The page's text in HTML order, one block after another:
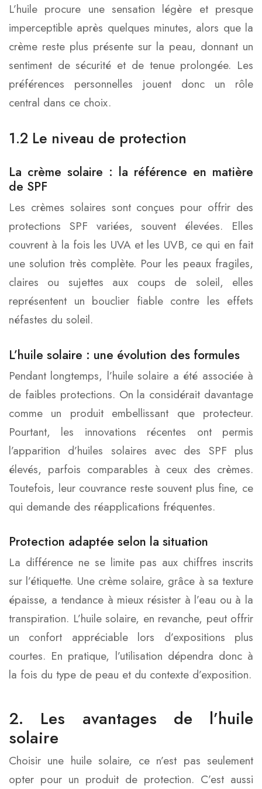
L’huile procure une sensation légère et presque
imperceptible après quelques minutes, alors que la
crème reste plus présente sur la peau, donnant un
sentiment de sécurité et de tenue prolongée. Les
préférences personnelles jouent donc un rôle
central dans ce choix.
1.2 Le niveau de protection
La crème solaire : la référence en matière
de SPF
Les crèmes solaires sont conçues pour offrir des
protections SPF variées, souvent élevées. Elles
couvrent à la fois les UVA et les UVB, ce qui en fait
une solution très complète. Pour les peaux fragiles,
claires ou sujettes aux coups de soleil, elles
représentent un bouclier fiable contre les effets
néfastes du soleil.
L’huile solaire : une évolution des formules
Pendant longtemps, l’huile solaire a été associée à
de faibles protections. On la considérait davantage
comme un produit embellissant que protecteur.
Pourtant, les innovations récentes ont permis
l’apparition d’huiles solaires avec des SPF plus
élevés, parfois comparables à ceux des crèmes.
Toutefois, leur couvrance reste souvent plus fine, ce
qui demande des réapplications fréquentes.
Protection adaptée selon la situation
La différence ne se limite pas aux chiffres inscrits
sur l’étiquette. Une crème solaire, grâce à sa texture
épaisse, a tendance à mieux résister à l’eau ou à la
transpiration. L’huile solaire, en revanche, peut offrir
un confort appréciable lors d’expositions plus
courtes. En pratique, l’utilisation dépendra donc à
la fois du type de peau et du contexte d’exposition.
2. Les avantages de l’huile
solaire
Choisir une huile solaire, ce n’est pas seulement
opter pour un produit de protection. C’est aussi